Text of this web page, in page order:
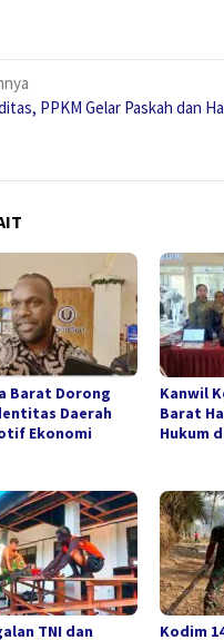
PPKM Gelar Paskah dan
Barat Dorong
Daerah
Ekonomi
Kanwil
Barat
Hukum
TNI dan Kodim